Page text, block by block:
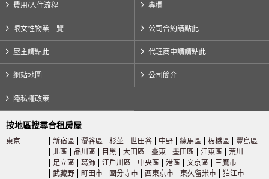
京王電鐵
京王線 (110)
京王新線
京王井之頭線
京王相模原線 (3)
京王高尾線 (1)
費用/入住流程 專欄
限女性物業一覽 公司合約請點此
屋主請點此 代理商申請請點此
網站地圖 公司簡介
隱私權政策
按地區搜尋合租房屋
東京 新宿區 澀谷區 杉並 世田谷 中野 練馬區 板橋區
豐島區
北區
品川區 目黑 大田區 臺東 墨田區 江東區
荒川
足立區
葛飾 江戶川區 中央區 港區 文京區
三鷹市
武藏野
町田市 國分寺市 西東京市 東久留米市
狛江市